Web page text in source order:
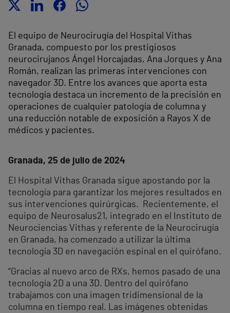
El equipo de Neurocirugía del Hospital Vithas
Granada, compuesto por los prestigiosos
neurocirujanos Ángel Horcajadas, Ana Jorques y Ana
Román, realizan las primeras intervenciones con
navegador 3D. Entre los avances que aporta esta
tecnología destaca un incremento de la precisión en
operaciones de cualquier patología de columna y
una reducción notable de exposición a Rayos X de
médicos y pacientes.
Granada, 25 de julio de 2024
El Hospital Vithas Granada sigue apostando por la
tecnología para garantizar los mejores resultados en
sus intervenciones quirúrgicas. Recientemente, el
equipo de Neurosalus21, integrado en el Instituto de
Neurociencias Vithas y referente de la Neurocirugía
en Granada, ha comenzado a utilizar la última
tecnología 3D en navegación espinal en el quirófano.
“Gracias al nuevo arco de RXs, hemos pasado de una
tecnología 2D a una 3D. Dentro del quirófano
trabajamos con una imagen tridimensional de la
columna en tiempo real. Las imágenes obtenidas